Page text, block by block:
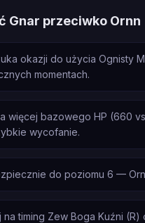
Gnar przeciwko Ornn
okazji do użycia Ognisty
momentach.
więcej bazowego HP (660
wycofanie.
do poziomu 6 —
na timing Zew Boga Kuźni